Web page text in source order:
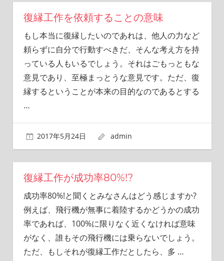
復縁工作を依頼することの意味
もし本当に復縁したいのであれは、他人の力など
頼らずに自分で行動すべきだ、そんな考え方を持
っている人もいるでしょう。それはごもっともな
意見であり、至極まっとうな意見です。ただ、復
縁するということが本来の目的なのであるとする
…
2017年5月24日 admin
復縁工作が成功率80%!?
成功率80%!と聞くとみなさんはどう感じますか?
例えば、飛行機が無事に着陸するかどうかの成功
率であれば、100%に限りなく近くなければ意味
がなく、誰もその飛行機には乗らないでしょう。
ただ、もしそれが復縁工作だとしたら、多 …